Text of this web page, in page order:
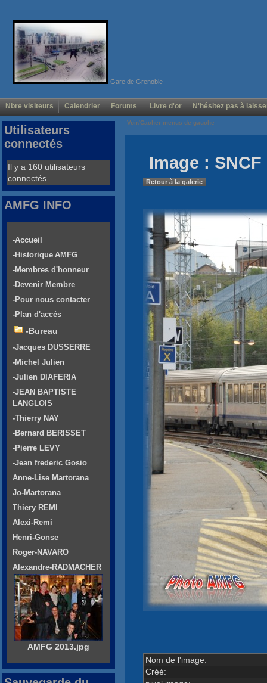
Gare de Grenoble
Nbre visiteurs Calendrier Forums Livre d'or N'hésitez pas à
Voir/Cacher menus de gauche
Image :
Retour à la galerie
Nom de l'image:
Créé:
Utilisateurs
connectés
Il y a 160 utilisateurs
connectés
AMFG INFO
-Accueil
-Historique AMFG
-Membres d'honneur
-Devenir Membre
-Pour nous contacter
-Plan d'accés
-Bureau
-Jacques DUSSERRE
-Michel Julien
-Julien DIAFERIA
-JEAN BAPTISTE
LANGLOIS
-Thierry NAY
-Bernard BERISSET
-Pierre LEVY
-Jean frederic Gosio
Anne-Lise Martorana
Jo-Martorana
Thiery REMI
Alexi-Remi
Henri-Gonse
Roger-NAVARO
Alexandre-RADMACHER
AMFG 2013.jpg